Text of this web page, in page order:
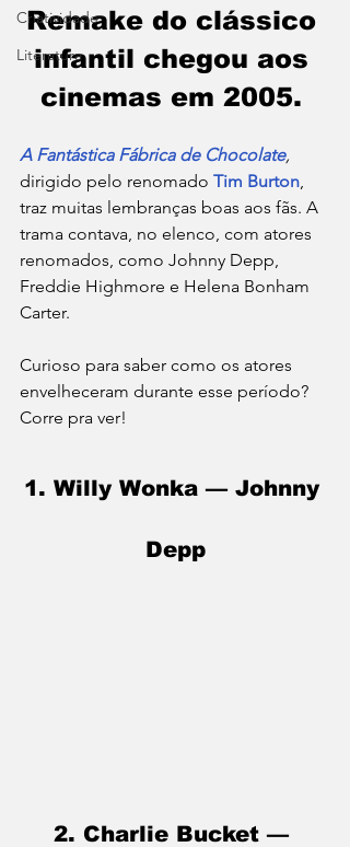
Criatividade
Literatura
Remake do clássico
infantil chegou aos
cinemas em 2005.
A Fantástica Fábrica de Chocolate,
dirigido pelo renomado Tim Burton,
traz muitas lembranças boas aos fãs. A
trama contava, no elenco, com atores
renomados, como Johnny Depp,
Freddie Highmore e Helena Bonham
Carter.
Curioso para saber como os atores
envelheceram durante esse período?
Corre pra ver!
1. Willy Wonka — Johnny
Depp
2. Charlie Bucket —